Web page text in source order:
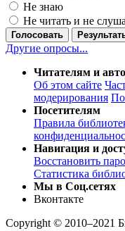
Не знаю
Не читать и не
Голосовать
Другие опросы...
Читателям и
Об этом сайте
модерирования
Посетителям
Правила
Навигация и
Восстановить
Статистика
Мы в Соц.сетях
Вконтакте
Copyright © 2010–2021